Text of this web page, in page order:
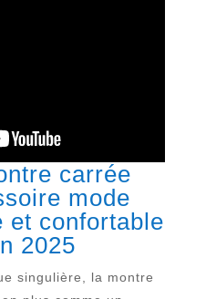
carrée
mode
et confortable
2025
singulière, la montre